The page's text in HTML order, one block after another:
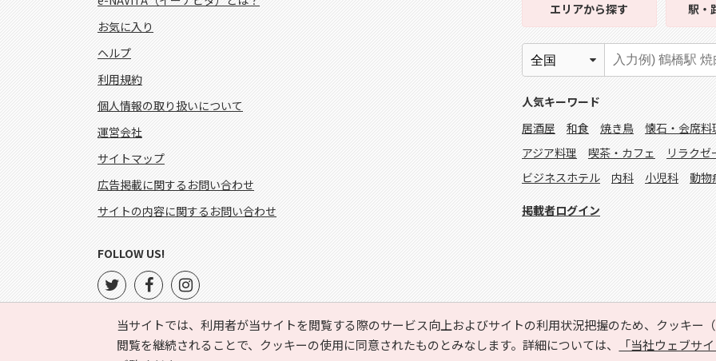
当サイトでは、利用者が当サイトを閲覧する際のサービス向上およびサイトの利用状況把握のため、クッキー
閲覧を継続されることで、クッキーの使用に同意されたものとみなします。詳細については、
「当社ウェブサ
お気に入り
ヘルプ
利用規約
個人情報の取り扱いについて
運営会社
サイトマップ
広告掲載に関するお問い合わせ
サイトの内容に関するお問い合わせ
エリアから探す 駅・
人気キーワード
居酒屋
和食 焼き鳥 懐石・会席料
アジア料理
喫茶・カフェ リラクゼ
ビジネスホテル
内科 小児科 動物
掲載者ログイン
FOLLOW US!
Copyright © HYOJITO.Co.,Ltd. All Rights Reserved.